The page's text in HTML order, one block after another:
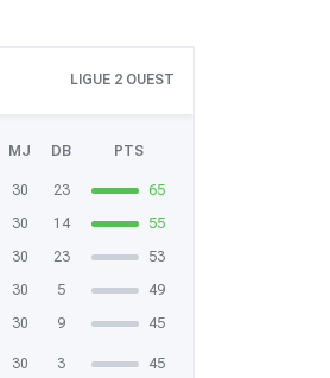
LIGUE 2 OUEST
MJ DB PTS
30 23
65
30 14
55
30 23
53
30 5
49
30 9 45
30 3 45